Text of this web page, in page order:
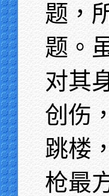
题，
题。
对其
创伤
跳楼
枪最